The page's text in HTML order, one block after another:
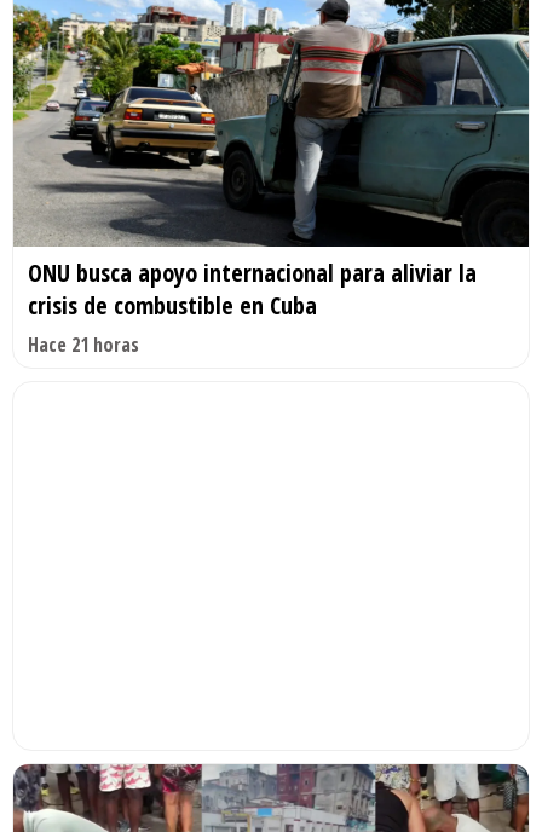
ONU busca apoyo internacional para aliviar la
crisis de combustible en Cuba
Hace 21 horas